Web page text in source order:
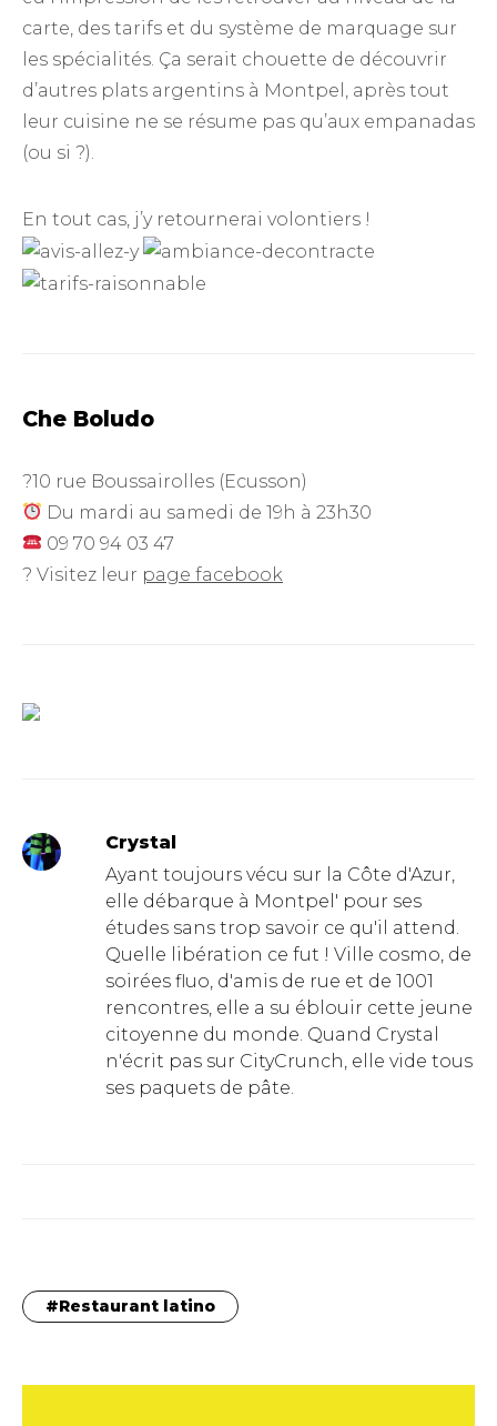
carte, des tarifs et du système de marquage sur
les spécialités. Ça serait chouette de découvrir
d’autres plats argentins à Montpel, après tout
leur cuisine ne se résume pas qu’aux empanadas
(ou si ?).
En tout cas, j’y retournerai volontiers !
Che Boludo
?10 rue Boussairolles (Ecusson)
Du mardi au samedi de 19h à 23h30
09 70 94 03 47
? Visitez leur page facebook
Crystal
Ayant toujours vécu sur la Côte d'Azur,
elle débarque à Montpel' pour ses
études sans trop savoir ce qu'il attend.
Quelle libération ce fut ! Ville cosmo, de
soirées fluo, d'amis de rue et de 1001
rencontres, elle a su éblouir cette jeune
citoyenne du monde. Quand Crystal
n'écrit pas sur CityCrunch, elle vide tous
ses paquets de pâte.
Restaurant latino